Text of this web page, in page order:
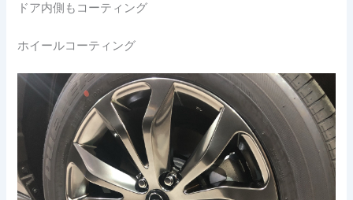
ドア内側もコーティング
ホイールコーティング